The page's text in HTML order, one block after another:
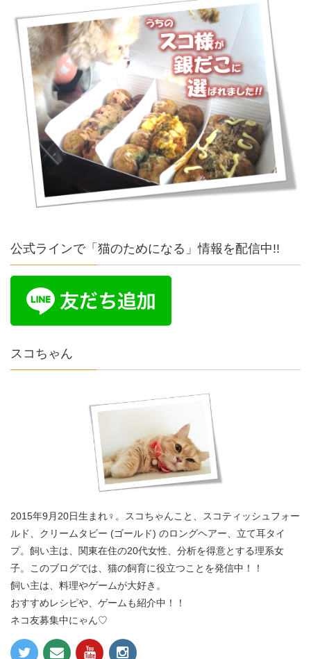
公式ラインで「猫のためになる」情報を配信中!!
スコちゃん
2015年9月20日生まれ♀。スコちゃんこと、スコティッシュフォー
ルド、クリームタビー (ゴールド) のロングヘアー、立て耳タイ
プ。飼い主は、関東在住の20代女性、分析を得意とする理系女
子。このブログでは、猫の飼育に役立つことを発信中！！
飼い主は、料理やゲームが大好き。
おすすめレシピや、ゲームも紹介中！！
ネコ友募集中にゃん♡